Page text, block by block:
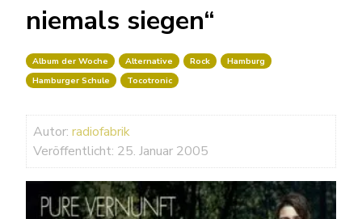
niemals siegen“
Album der Woche Alternative Rock
Hamburg
Hamburger Schule
Tocotronic
Autor: radiofabrik
Veröffentlicht: 25. Januar 2005